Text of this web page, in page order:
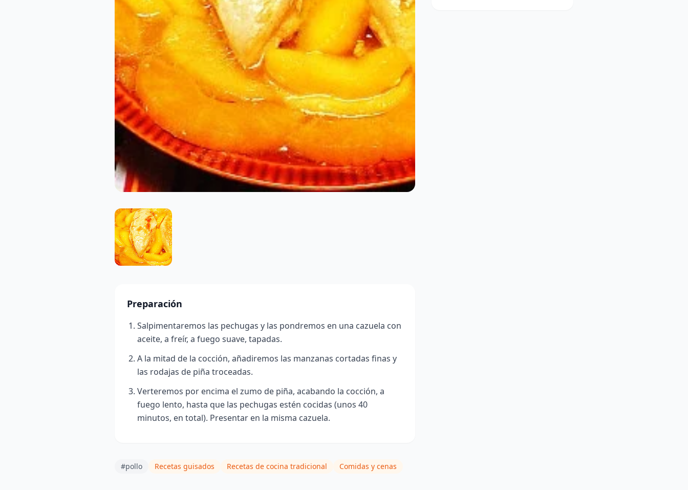
Preparación
Salpimentaremos las pechugas y las pondremos en una cazuela con
aceite, a freír, a fuego suave, tapadas.
A la mitad de la cocción, añadiremos las manzanas cortadas finas y
las rodajas de piña troceadas.
Verteremos por encima el zumo de piña, acabando la cocción, a
fuego lento, hasta que las pechugas estén cocidas (unos 40
minutos, en total). Presentar en la misma cazuela.
#pollo Recetas guisados Recetas de cocina tradicional Comidas y cenas